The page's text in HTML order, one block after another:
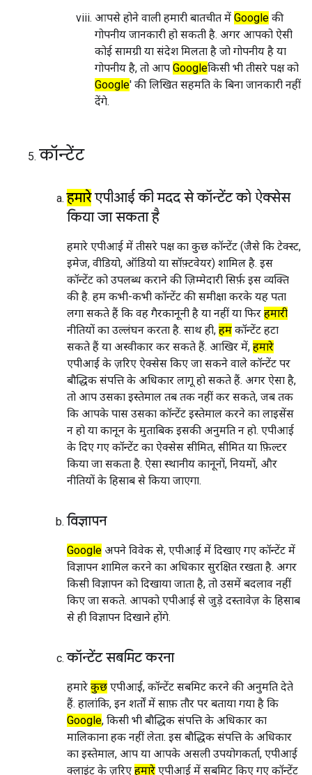
आपसे होने वाली हमारी बातचीत में Google की
गोपनीय जानकारी हो सकती है. अगर आपको ऐसी
कोई सामग्री या संदेश मिलता है जो गोपनीय है या
गोपनीय है, तो आप Googleकिसी भी तीसरे पक्ष को
Google' की लिखित सहमति के बिना जानकारी नहीं
देंगे.
कॉन्टेंट
हमारेएपीआई की मदद से कॉन्टेंट को ऐक्सेस
किया जा सकता है
हमारे एपीआई में तीसरे पक्ष का कुछ कॉन्टेंट (जैसे कि टेक्स्ट,
इमेज, वीडियो, ऑडियो या सॉफ़्टवेयर) शामिल है. इस
कॉन्टेंट को उपलब्ध कराने की ज़िम्मेदारी सिर्फ़ इस व्यक्ति
की है. हम कभी-कभी कॉन्टेंट की समीक्षा करके यह पता
लगा सकते हैं कि वह गैरकानूनी है या नहीं या फिर हमारी
नीतियों का उल्लंघन करता है. साथ ही, हम कॉन्टेंट हटा
सकते हैं या अस्वीकार कर सकते हैं. आखिर में, हमारे
एपीआई के ज़रिए ऐक्सेस किए जा सकने वाले कॉन्टेंट पर
बौद्धिक संपत्ति के अधिकार लागू हो सकते हैं. अगर ऐसा है,
तो आप उसका इस्तेमाल तब तक नहीं कर सकते, जब तक
कि आपके पास उसका कॉन्टेंट इस्तेमाल करने का लाइसेंस
न हो या कानून के मुताबिक इसकी अनुमति न हो. एपीआई
के दिए गए कॉन्टेंट का ऐक्सेस सीमित, सीमित या फ़िल्टर
किया जा सकता है. ऐसा स्थानीय कानूनों, नियमों, और
नीतियों के हिसाब से किया जाएगा.
विज्ञापन
Google अपने विवेक से, एपीआई में दिखाए गए कॉन्टेंट में
विज्ञापन शामिल करने का अधिकार सुरक्षित रखता है. अगर
किसी विज्ञापन को दिखाया जाता है, तो उसमें बदलाव नहीं
किए जा सकते. आपको एपीआई से जुड़े दस्तावेज़ के हिसाब
से ही विज्ञापन दिखाने होंगे.
कॉन्टेंट सबमिट करना
हमारे कुछ एपीआई, कॉन्टेंट सबमिट करने की अनुमति देते
हैं. हालांकि, इन शर्तों में साफ़ तौर पर बताया गया है कि
Google, किसी भी बौद्धिक संपत्ति के अधिकार का
मालिकाना हक नहीं लेता. इस बौद्धिक संपत्ति के अधिकार
का इस्तेमाल, आप या आपके असली उपयोगकर्ता, एपीआई
क्लाइंट के ज़रिए हमारे एपीआई में सबमिट किए गए कॉन्टेंट